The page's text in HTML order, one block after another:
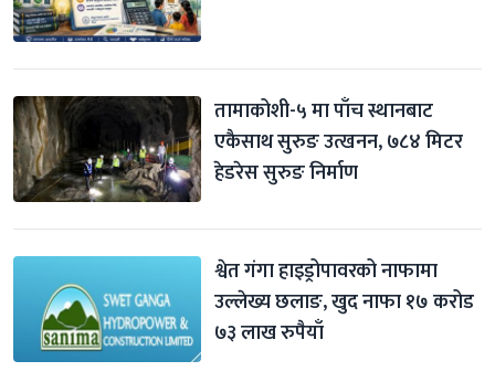
तामाकोशी-५ मा पाँच स्थानबाट
एकैसाथ सुरुङ उत्खनन, ७८४ मिटर
हेडरेस सुरुङ निर्माण
श्वेत गंगा हाइड्रोपावरको नाफामा
उल्लेख्य छलाङ, खुद नाफा १७ करोड
७३ लाख रुपैयाँ